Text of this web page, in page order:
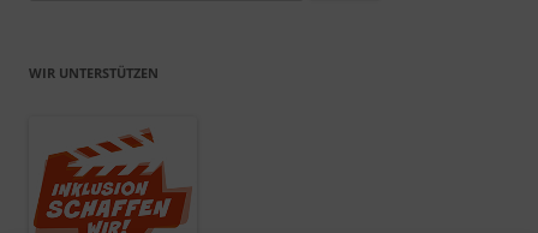
WIR UNTERSTÜTZEN